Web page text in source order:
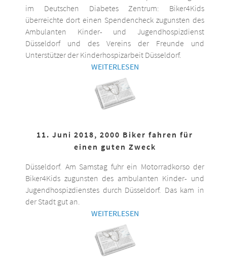
im Deutschen Diabetes Zentrum: Biker4Kids
überreichte dort einen Spendencheck zugunsten des
Ambulanten Kinder- und Jugendhospizdienst
Düsseldorf und des Vereins der Freunde und
Unterstützer der Kinderhospizarbeit Düsseldorf.
WEITERLESEN
11. Juni 2018, 2000 Biker fahren für
einen guten Zweck
Düsseldorf. Am Samstag fuhr ein Motorradkorso der
Biker4Kids zugunsten des ambulanten Kinder- und
Jugendhospizdienstes durch Düsseldorf. Das kam in
der Stadt gut an.
WEITERLESEN